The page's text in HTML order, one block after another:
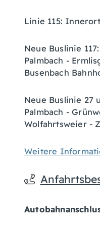
Linie 115:
Neue Buslinie
Palmbach -
Busenbach
Neue Buslinie 27
Palmbach -
Wolfahrtsweier -
Weitere